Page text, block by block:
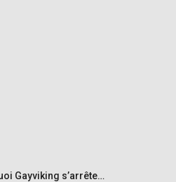
Gayviking s’arrête…